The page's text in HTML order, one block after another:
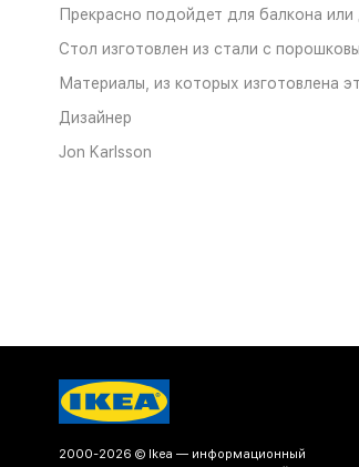
Прекрасно подойдет для балкона
Стол изготовлен из стали с
Материалы, из которых изготовлена
Дизайнер
Jon Karlsson
2000-2026 © Ikea — информационный